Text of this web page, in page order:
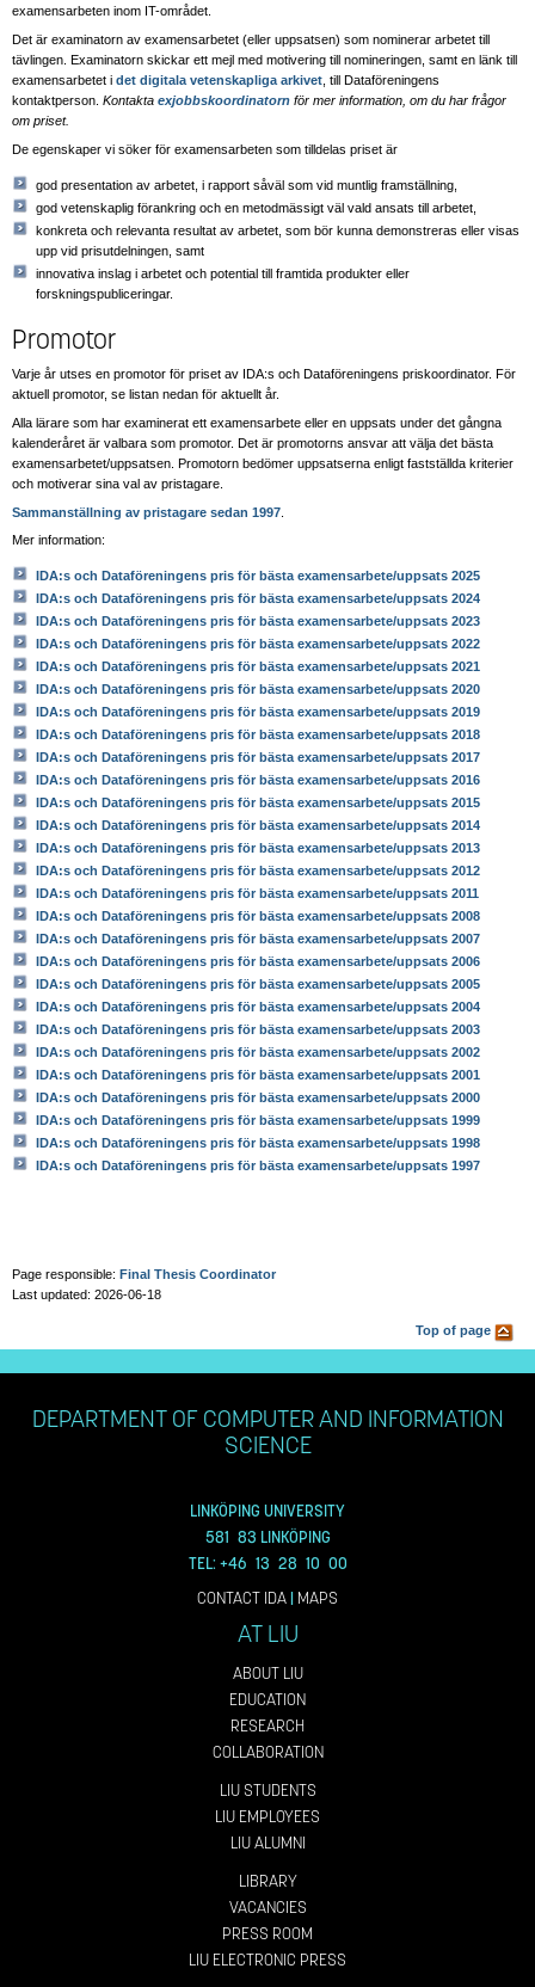
examensarbeten inom IT-området.
Det är examinatorn av examensarbetet (eller uppsatsen) som nominerar arbetet till
tävlingen. Examinatorn skickar ett mejl med motivering till nomineringen, samt en länk till
examensarbetet i det digitala vetenskapliga arkivet , till Dataföreningens
kontaktperson. Kontakta exjobbskoordinatorn för mer information, om du har frågor
om priset.
De egenskaper vi söker för examensarbeten som tilldelas priset är
god presentation av arbetet, i rapport såväl som vid muntlig framställning,
god vetenskaplig förankring och en metodmässigt väl vald ansats till arbetet,
konkreta och relevanta resultat av arbetet, som bör kunna demonstreras eller visas
upp vid prisutdelningen, samt
innovativa inslag i arbetet och potential till framtida produkter eller
forskningspubliceringar.
Promotor
Varje år utses en promotor för priset av IDA:s och Dataföreningens priskoordinator. För
aktuell promotor, se listan nedan för aktuellt år.
Alla lärare som har examinerat ett examensarbete eller en uppsats under det gångna
kalenderåret är valbara som promotor. Det är promotorns ansvar att välja det bästa
examensarbetet/uppsatsen. Promotorn bedömer uppsatserna enligt fastställda kriterier
och motiverar sina val av pristagare.
Sammanställning av pristagare sedan 1997
Mer information:
IDA:s och Dataföreningens pris för bästa examensarbete/uppsats 2025
IDA:s och Dataföreningens pris för bästa examensarbete/uppsats 2024
IDA:s och Dataföreningens pris för bästa examensarbete/uppsats 2023
IDA:s och Dataföreningens pris för bästa examensarbete/uppsats 2022
IDA:s och Dataföreningens pris för bästa examensarbete/uppsats 2021
IDA:s och Dataföreningens pris för bästa examensarbete/uppsats 2020
IDA:s och Dataföreningens pris för bästa examensarbete/uppsats 2019
IDA:s och Dataföreningens pris för bästa examensarbete/uppsats 2018
IDA:s och Dataföreningens pris för bästa examensarbete/uppsats 2017
IDA:s och Dataföreningens pris för bästa examensarbete/uppsats 2016
IDA:s och Dataföreningens pris för bästa examensarbete/uppsats 2015
IDA:s och Dataföreningens pris för bästa examensarbete/uppsats 2014
IDA:s och Dataföreningens pris för bästa examensarbete/uppsats 2013
IDA:s och Dataföreningens pris för bästa examensarbete/uppsats 2012
IDA:s och Dataföreningens pris för bästa examensarbete/uppsats 2011
IDA:s och Dataföreningens pris för bästa examensarbete/uppsats 2008
IDA:s och Dataföreningens pris för bästa examensarbete/uppsats 2007
IDA:s och Dataföreningens pris för bästa examensarbete/uppsats 2006
IDA:s och Dataföreningens pris för bästa examensarbete/uppsats 2005
IDA:s och Dataföreningens pris för bästa examensarbete/uppsats 2004
IDA:s och Dataföreningens pris för bästa examensarbete/uppsats 2003
IDA:s och Dataföreningens pris för bästa examensarbete/uppsats 2002
IDA:s och Dataföreningens pris för bästa examensarbete/uppsats 2001
IDA:s och Dataföreningens pris för bästa examensarbete/uppsats 2000
IDA:s och Dataföreningens pris för bästa examensarbete/uppsats 1999
IDA:s och Dataföreningens pris för bästa examensarbete/uppsats 1998
IDA:s och Dataföreningens pris för bästa examensarbete/uppsats 1997
Page responsible: Final Thesis Coordinator
Last updated: 2026-06-18
Top of page
DEPARTMENT OF COMPUTER AND INFORMATION
SCIENCE
LINKÖPING UNIVERSITY
581 83 LINKÖPING
TEL: +46 13 28 10 00
CONTACT IDA| MAPS
AT LIU
ABOUT LIU
EDUCATION
RESEARCH
COLLABORATION
LIU STUDENTS
LIU EMPLOYEES
LIU ALUMNI
LIBRARY
VACANCIES
PRESS ROOM
LIU ELECTRONIC PRESS